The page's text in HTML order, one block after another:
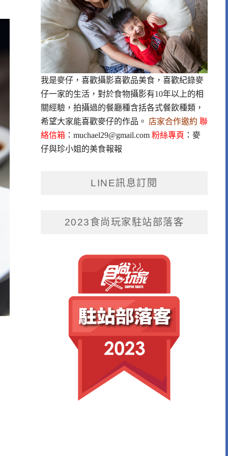
我是麥仔，喜歡攝影喜歡品美食，喜歡紀錄麥
仔一家的生活，對於食物攝影有10年以上的相
關經驗，拍攝過的餐廳種含括各式餐飲種類，
希望大家能喜歡麥仔的作品。 店家合作邀約 聯
絡信箱： muchael29@gmail.com 粉絲專頁 ： 麥
仔與珍小姐的美食報報
LINE訊息訂閱
2023食尚玩家駐站部落客